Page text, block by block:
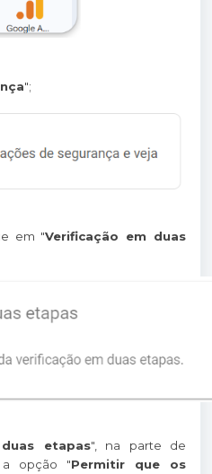
";
em "Verificação em duas
etapas", na parte de
a opção "Permitir que os